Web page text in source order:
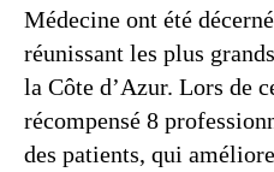
Médecine ont été
réunissant les plus
la Côte d’Azur. Lors de
récompensé 8
des patients, qui